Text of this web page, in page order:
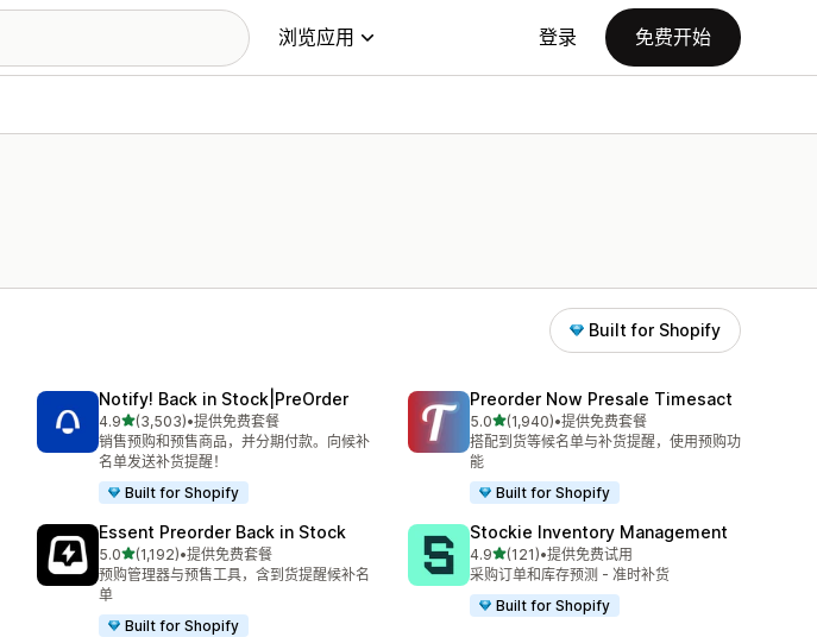
浏览应用 登录 免费开始
Built for Shopify
Notify! Back in Stock|PreOrder
4.9星（满分 5 星）
(3,503)
总共 3503 条评论
•提供免费套餐
销售预购和预售商品，并分期付款。向候补
名单发送补货提醒！
Built for Shopify
Preorder Now Presale Timesact
5.0星（满分 5 星）
(1,940)
总共 1940 条评论
•提供免费套餐
搭配到货等候名单与补货提醒，使用预购功
能
Built for Shopify
Essent Preorder Back in Stock
5.0星（满分 5 星）
(1,192)
总共 1192 条评论
•提供免费套餐
预购管理器与预售工具，含到货提醒候补名
单
Built for Shopify
Stockie Inventory Management
4.9星（满分 5 星）
(121)
总共 121 条评论
•提供免费试用
采购订单和库存预测 - 准时补货
Built for Shopify